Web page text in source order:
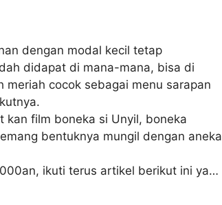
dengan modal kecil tetap
didapat di mana-mana, bisa di
cocok sebagai menu sarapan
kan film boneka si Unyil, boneka
bentuknya mungil dengan aneka
ikuti terus artikel berikut ini ya…